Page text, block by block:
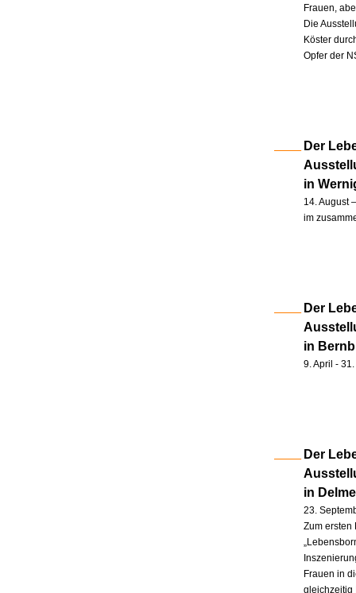
Frauen,
Die
Köster
Opfer der
Der
in
14. August
im
Der
in
9. April -
Der
in
23.
Zum ersten
Frauen in
gleichzeitig